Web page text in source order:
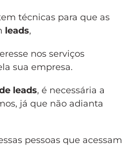
técnicas para que as
leads,
nos serviços
sua empresa.
leads, é necessária a
já que não adianta
pessoas que acessam